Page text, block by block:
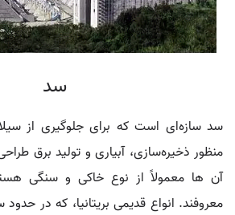
سد
سد سازه‌ای است که برای جلوگیری از
منظور ذخیره‌سازی، آبیاری و تولید برق
آن ها معمولاً از نوع خاکی و سنگی